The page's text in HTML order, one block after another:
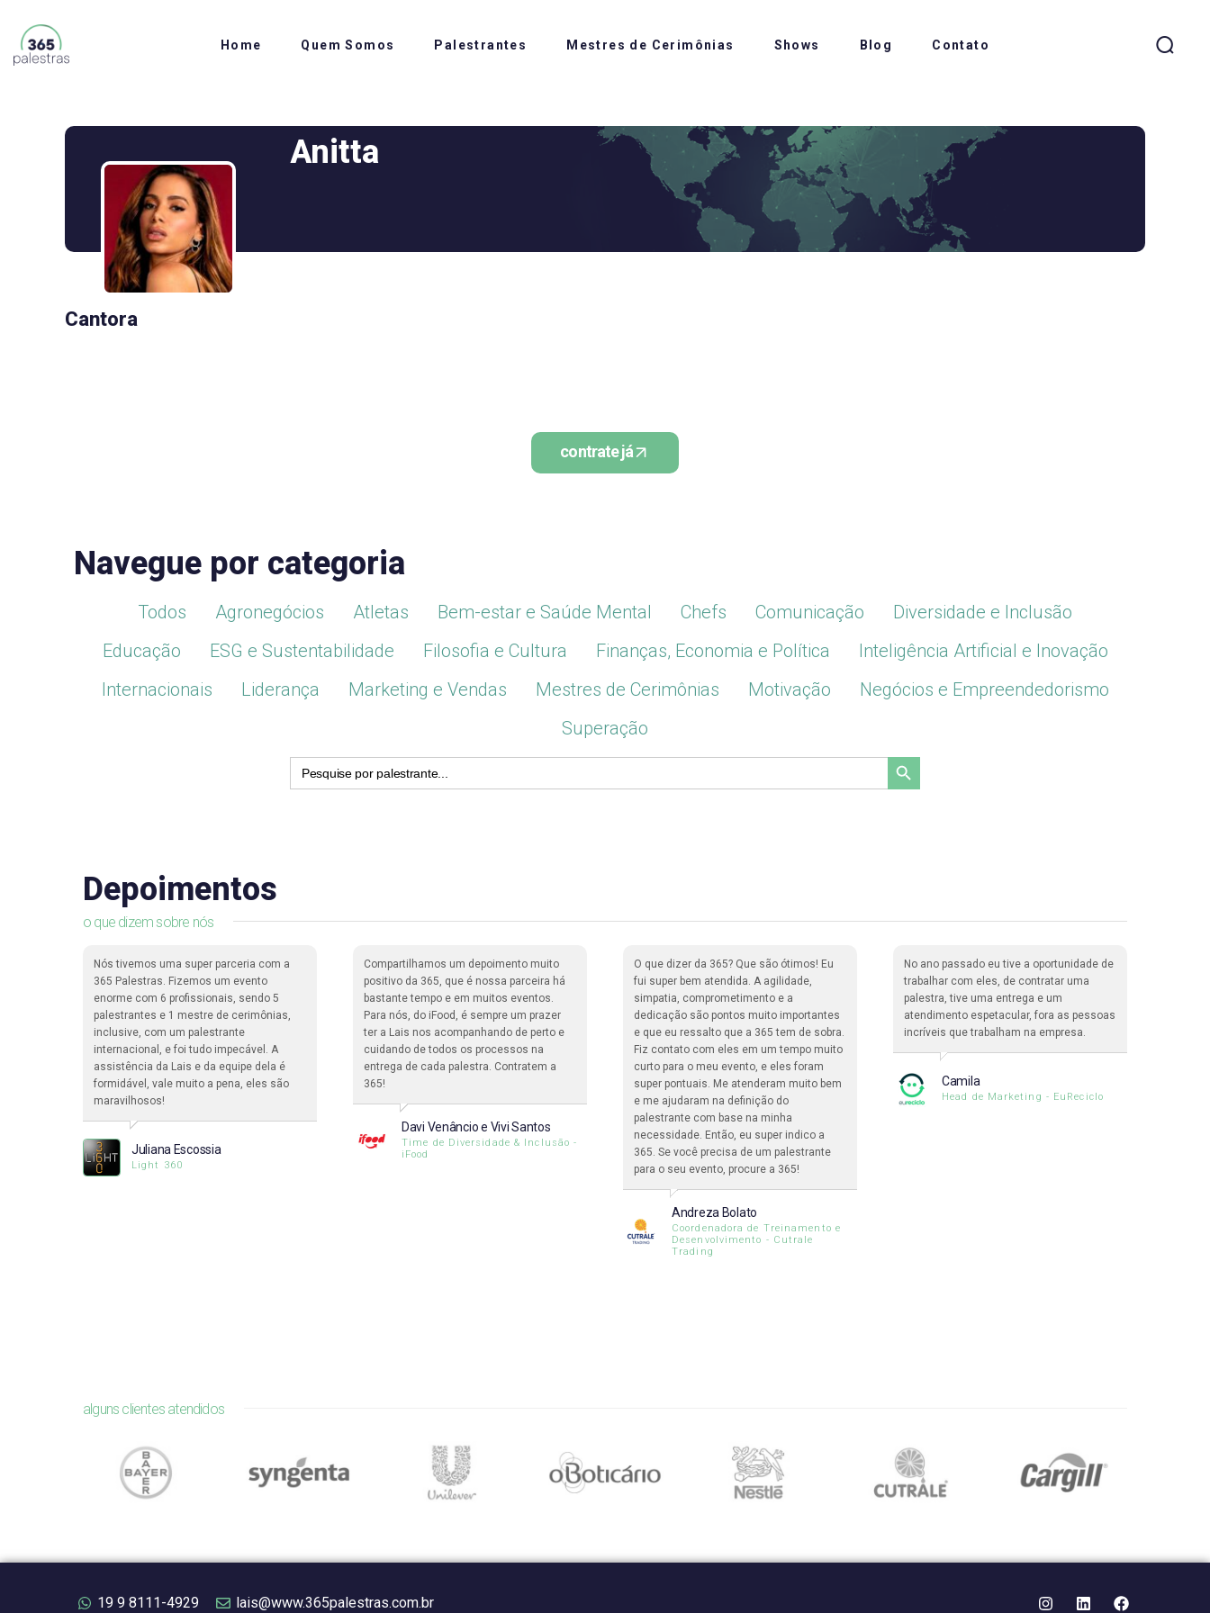
Home Quem Somos Palestrantes Mestres de Cerimônias Shows Blog Contato
Anitta
Cantora
contrate já
Navegue por categoria
Todos Agronegócios Atletas Bem-estar e Saúde Mental Chefs Comunicação
Diversidade e Inclusão
Educação
ESG e Sustentabilidade Filosofia e Cultura Finanças, Economia e Política
Inteligência Artificial e Inovação
Internacionais
Liderança Marketing e Vendas Mestres de Cerimônias Motivação
Negócios e Empreendedorismo
Superação
Search
for:
Search Button
o que dizem sobre nós
Depoimentos
Nós tivemos uma super parceria com a
365 Palestras. Fizemos um evento
enorme com 6 profissionais, sendo 5
palestrantes e 1 mestre de cerimônias,
inclusive, com um palestrante
internacional, e foi tudo impecável. A
assistência da Lais e da equipe dela é
formidável, vale muito a pena, eles são
maravilhosos!
Juliana Escossia
Light 360
Compartilhamos um depoimento muito
positivo da 365, que é nossa parceira há
bastante tempo e em muitos eventos.
Para nós, do iFood, é sempre um prazer
ter a Lais nos acompanhando de perto e
cuidando de todos os processos na
entrega de cada palestra. Contratem a
365!
Davi Venâncio e Vivi Santos
Time de Diversidade & Inclusão -
iFood
O que dizer da 365? Que são ótimos! Eu
fui super bem atendida. A agilidade,
simpatia, comprometimento e a
dedicação são pontos muito importantes
e que eu ressalto que a 365 tem de sobra.
Fiz contato com eles em um tempo muito
curto para o meu evento, e eles foram
super pontuais. Me atenderam muito bem
e me ajudaram na definição do
palestrante com base na minha
necessidade. Então, eu super indico a
365. Se você precisa de um palestrante
para o seu evento, procure a 365!
Andreza Bolato
Coordenadora de Treinamento e
Desenvolvimento - Cutrale
Trading
No ano passado eu tive a oportunidade de
trabalhar com eles, de contratar uma
palestra, tive uma entrega e um
atendimento espetacular, fora as pessoas
incríveis que trabalham na empresa.
Camila
Head de Marketing - EuReciclo
alguns clientes atendidos
19 9 8111-4929 lais@www.365palestras.com.br